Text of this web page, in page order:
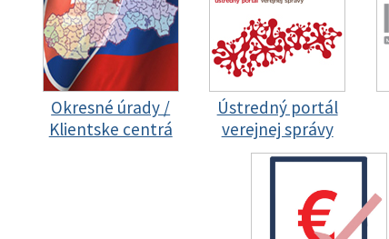
Okresné úrady /
Klientske centrá
Ústredný portál
verejnej správy